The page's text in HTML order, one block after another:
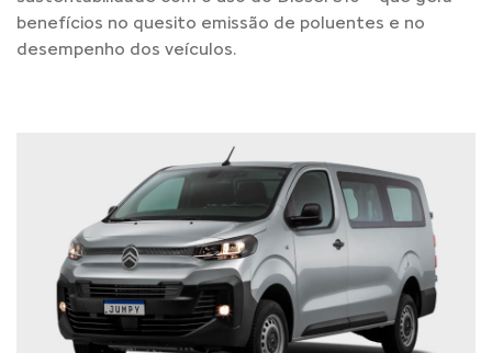
benefícios no quesito emissão de poluentes e no
desempenho dos veículos.